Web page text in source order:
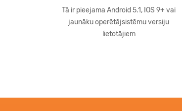
Tā ir pieejama Android 5.1, IOS 9+ vai
jaunāku operētājsistēmu versiju
lietotājiem